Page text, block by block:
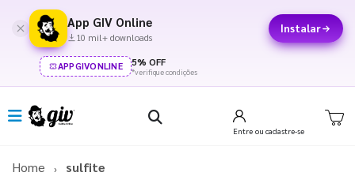
App GIV Online
10 mil+ downloads
Instalar
APPGIVONLINE 5% OFF
*verifique condições
Entre ou cadastre-se
Home sulfite